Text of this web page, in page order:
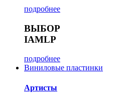
подробнее
ВЫБОР
IAMLP
подробнее
Виниловые пластинки
Артисты